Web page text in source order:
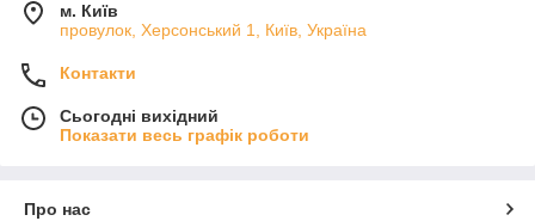
м. Київ
провулок, Херсонський 1, Київ, Україна
Контакти
Сьогодні вихідний
Показати весь графік роботи
Про нас